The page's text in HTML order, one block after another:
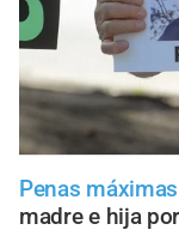
Penas máximas
madre e hija